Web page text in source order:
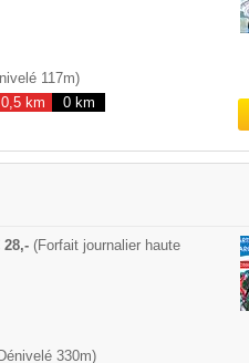
117m)
0,5 km
0 km
28,- (Forfait journalier haute
330m)